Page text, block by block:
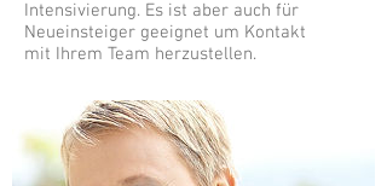
Intensivierung. Es ist aber auch für
Neueinsteiger geeignet um Kontakt
mit Ihrem Team herzustellen.